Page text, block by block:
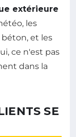
extérieure
les
et les
ce n'est pas
dans la
SE